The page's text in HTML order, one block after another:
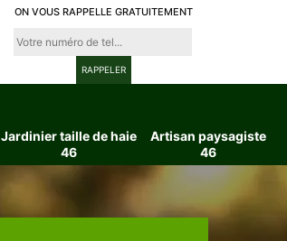
ON VOUS RAPPELLE GRATUITEMENT
Jardinier taille de haie
46
Artisan paysagiste
46